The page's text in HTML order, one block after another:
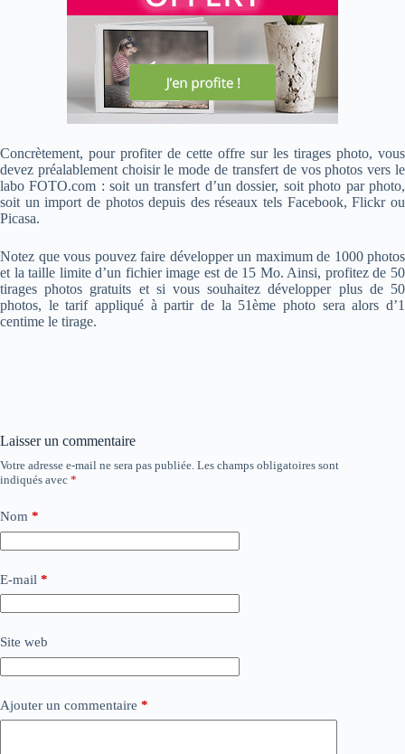
Concrètement, pour profiter de cette offre sur les tirages photo, vous
devez préalablement choisir le mode de transfert de vos photos vers le
labo FOTO.com : soit un transfert d’un dossier, soit photo par photo,
soit un import de photos depuis des réseaux tels Facebook, Flickr ou
Picasa.
Notez que vous pouvez faire développer un maximum de 1000 photos
et la taille limite d’un fichier image est de 15 Mo. Ainsi, profitez de 50
tirages photos gratuits et si vous souhaitez développer plus de 50
photos, le tarif appliqué à partir de la 51ème photo sera alors d’1
centime le tirage.
Laisser un commentaire
Votre adresse e-mail ne sera pas publiée. Les champs obligatoires sont
indiqués avec *
Nom *
E-mail *
Site web
Ajouter un commentaire *